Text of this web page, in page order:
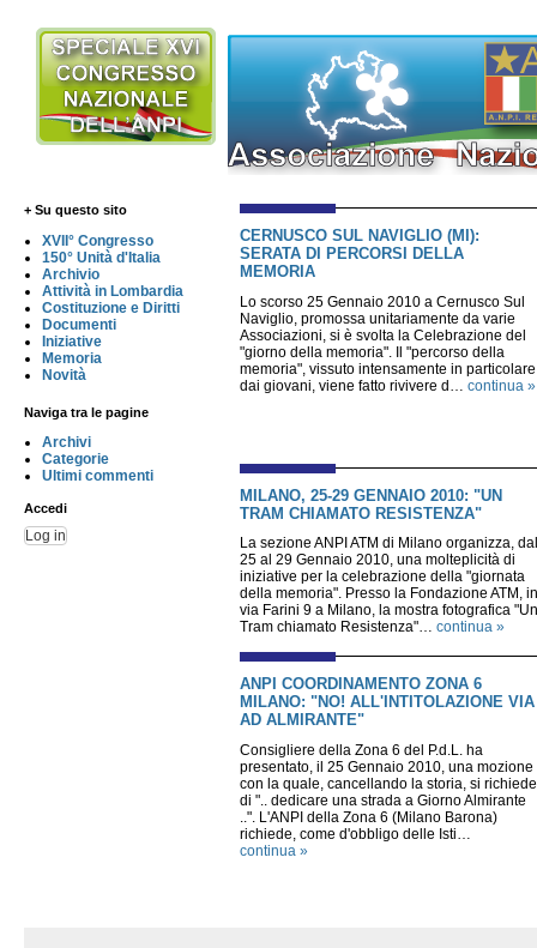
+ Su questo sito
XVII° Congresso
150° Unità d'Italia
Archivio
Attività in Lombardia
Costituzione e Diritti
Documenti
Iniziative
Memoria
Novità
Naviga tra le pagine
Archivi
Categorie
Ultimi commenti
Accedi
Log in
CERNUSCO SUL NAVIGLIO (MI):
SERATA DI PERCORSI DELLA
MEMORIA
Lo scorso 25 Gennaio 2010 a Cernusco Sul
Naviglio, promossa unitariamente da varie
Associazioni, si è svolta la Celebrazione del
"giorno della memoria". Il "percorso della
memoria", vissuto intensamente in particolare
dai giovani, viene fatto rivivere d… continua »
MILANO, 25-29 GENNAIO 2010: "UN
TRAM CHIAMATO RESISTENZA"
La sezione ANPI ATM di Milano organizza, dal
25 al 29 Gennaio 2010, una molteplicità di
iniziative per la celebrazione della "giornata
della memoria". Presso la Fondazione ATM, in
via Farini 9 a Milano, la mostra fotografica "Un
Tram chiamato Resistenza"… continua »
ANPI COORDINAMENTO ZONA 6
MILANO: "NO! ALL'INTITOLAZIONE VIA
AD ALMIRANTE"
Consigliere della Zona 6 del P.d.L. ha
presentato, il 25 Gennaio 2010, una mozione
con la quale, cancellando la storia, si richiede
di ".. dedicare una strada a Giorno Almirante
..". L'ANPI della Zona 6 (Milano Barona)
richiede, come d'obbligo delle Isti…
continua »